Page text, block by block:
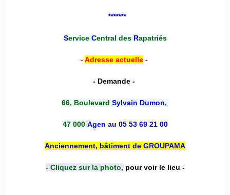
*******
Service Central desRapatriés
-Adresse actuelle-
- Demande -
66, Boulevard Sylvain Dumon,
47 000 Agen au 05 53 69 21 00
Anciennement, bâtiment de GROUPAMA
- Cliquez sur la photo, pour voir le lieu -